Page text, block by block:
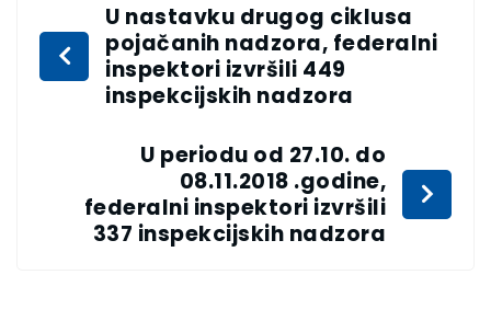
U nastavku drugog ciklusa
pojačanih nadzora, federalni
inspektori izvršili 449
inspekcijskih nadzora
U periodu od 27.10. do
08.11.2018 .godine,
federalni inspektori izvršili
337 inspekcijskih nadzora